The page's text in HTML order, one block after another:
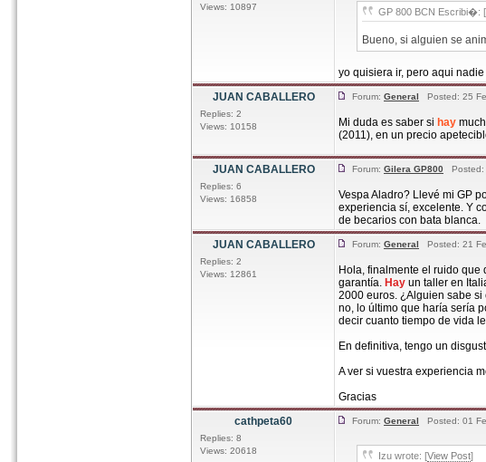
Views: 10897
GP 800 BCN Escribi�: [
Bueno, si alguien se
yo quisiera ir, pero aqui
JUAN CABALLERO
Replies: 2
Views: 10158
Forum: General Posted: 25
Mi duda es saber si hay
(2011), en un precio
JUAN CABALLERO
Replies: 6
Views: 16858
Forum: Gilera GP800 Posted:
Vespa Aladro? Llevé mi GP
experiencia sí, excelente. Y
de becarios con bata blanca.
JUAN CABALLERO
Replies: 2
Views: 12861
Forum: General Posted: 21
Hola, finalmente el ruido que
garantía. Hay un taller en
2000 euros. ¿Alguien sabe
no, lo último que haría sería
decir cuanto tiempo de vida
En definitiva, tengo un
A ver si vuestra experiencia
Gracias
cathpeta60
Replies: 8
Views: 20618
Forum: General Posted: 01
Izu wrote: [View Post]